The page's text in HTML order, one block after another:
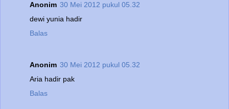
Anonim 30 Mei 2012 pukul 05.32
dewi yunia hadir
Balas
Anonim 30 Mei 2012 pukul 05.32
Aria hadir pak
Balas